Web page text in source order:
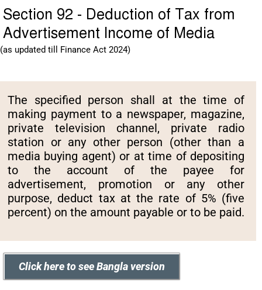
Section 92 - Deduction of Tax from
Advertisement Income of Media
(as updated till Finance Act 2024)
The specified person shall at the time of
making payment to a newspaper, magazine,
private television channel, private radio
station or any other person (other than a
media buying agent) or at time of depositing
to the account of the payee for
advertisement, promotion or any other
purpose, deduct tax at the rate of 5% (five
percent) on the amount payable or to be paid.
Click here to see Bangla version